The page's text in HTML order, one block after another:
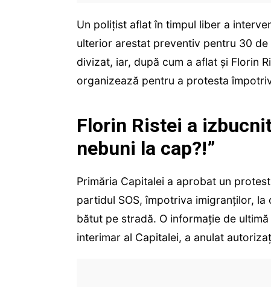
Un polițist aflat în timpul liber a
ulterior arestat preventiv pentru 30
divizat, iar, după cum a aflat și Florin
organizează pentru a protesta
Florin Ristei a
nebuni la cap?!”
Primăria Capitalei a aprobat un
partidul SOS, împotriva imigranților,
bătut pe stradă. O informație de
interimar al Capitalei, a anulat